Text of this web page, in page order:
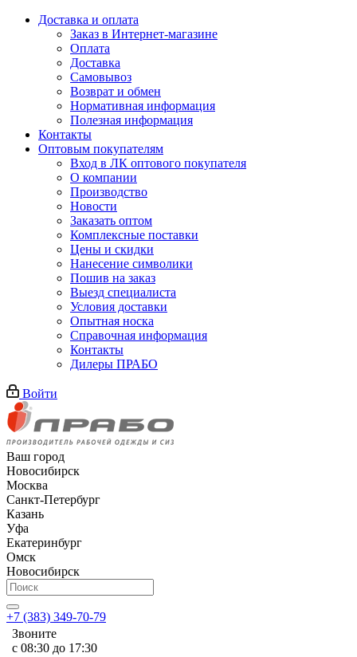
Доставка и оплата
Заказ в Интернет-магазине
Оплата
Доставка
Самовывоз
Возврат и обмен
Нормативная информация
Полезная информация
Контакты
Оптовым покупателям
Вход в ЛК оптового покупателя
О компании
Производство
Новости
Заказать оптом
Комплексные поставки
Цены и скидки
Нанесение символики
Пошив на заказ
Выезд специалиста
Условия доставки
Опытная носка
Справочная информация
Контакты
Дилеры ПРАБО
Войти
Ваш город
Новосибирск
Москва
Санкт-Петербург
Казань
Уфа
Екатеринбург
Омск
Новосибирск
+7 (383) 349-70-79
Звоните
с 08:30 до 17:30